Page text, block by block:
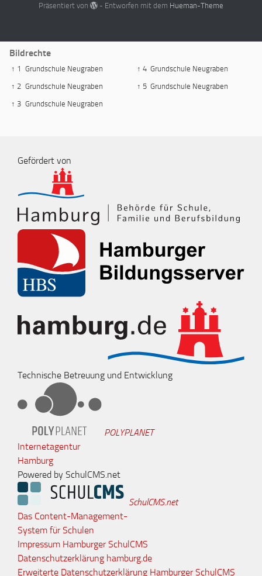
Präsentiert von - Entworfen mit dem Hueman-Theme
Bildrechte
↑ 1 Grundschule Neugraben
↑ 2 Grundschule Neugraben
↑ 3 Grundschule Neugraben
↑ 4 Grundschule Neugraben
↑ 5 Grundschule Neugraben
Gefördert von
Technische Betreuung und Entwicklung
POLYPLANET
Internetagentur
Hamburg
Powered by SchulCMS.net
SchulCMS.net
Das Content-Management-
System für Schulen
Impressum Hamburger SchulCMS
Datenschutzerklärung hamburg.de
Erweiterte Datenschutzerklärung Hamburger SchulCMS